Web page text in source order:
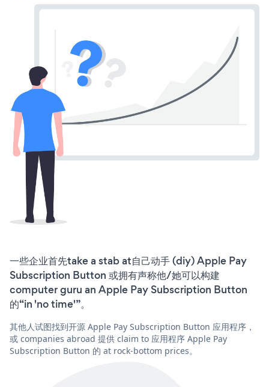
一些企业首先take a stab at自己动手 (diy) Apple Pay
Subscription Button 或拥有声称他/她可以构建
computer guru an Apple Pay Subscription Button
的“in 'no time'”。
其他人试图找到开源 Apple Pay Subscription Button 应用程序，
或 companies abroad 提供 claim to 应用程序 Apple Pay
Subscription Button 的 at rock-bottom prices。